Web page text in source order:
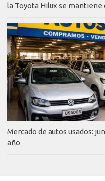
la Toyota Hilux se mantiene
Mercado de autos usados:
año